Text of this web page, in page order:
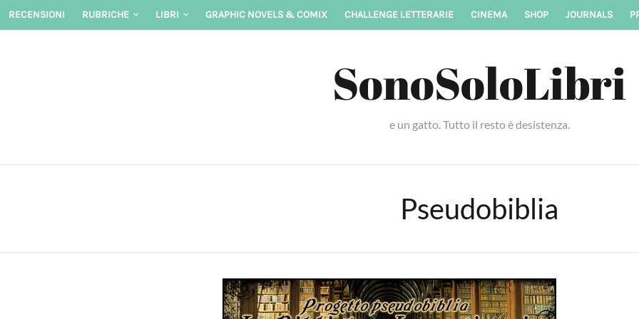
Skip
RECENSIONI RUBRICHE LIBRI GRAPHIC NOVELS & COMIX CHALLENGE LETTERARIE CINEMA SHOP JOURNALS
SonoSoloLibri
e un gatto. Tutto il resto è desistenza.
Pseudobiblia